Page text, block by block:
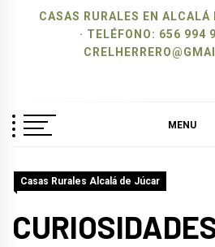
CASAS RURALES EN
· TELÉFONO: 656 994
MENU
Casas Rurales Alcalá de Júcar